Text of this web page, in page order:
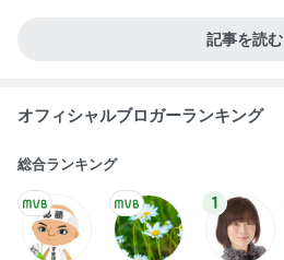
記事を読む
オフィシャルブロガーランキング
総合ランキング
1